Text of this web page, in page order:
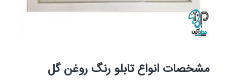
مشخصات انواع تابلو رنگ روغن گل